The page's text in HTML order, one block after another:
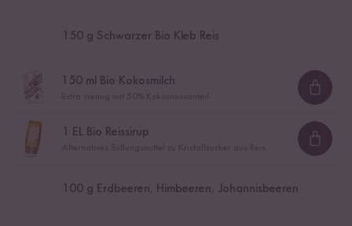
150 g Schwarzer Bio Kleb Reis
150 ml Bio Kokosmilch
EL Bio Reissirup
100 g Erdbeeren, Himbeeren, Johannisbeeren